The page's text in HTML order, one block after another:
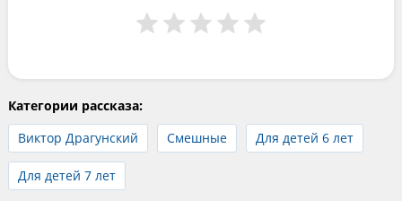
Категории рассказа:
Виктор Драгунский
Смешные Для детей 6 лет
Для детей 7 лет